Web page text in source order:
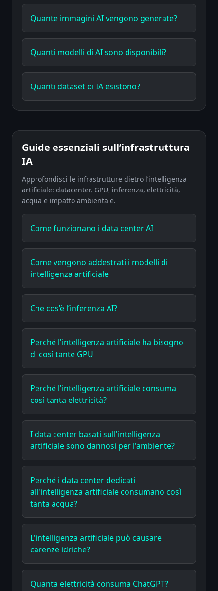
Quante immagini AI vengono generate?
Quanti modelli di AI sono disponibili?
Quanti dataset di IA esistono?
Guide essenziali sull’infrastruttura
IA
Approfondisci le infrastrutture dietro l’intelligenza
artificiale: datacenter, GPU, inferenza, elettricità,
acqua e impatto ambientale.
Come funzionano i data center AI
Come vengono addestrati i modelli di
intelligenza artificiale
Che cos’è l’inferenza AI?
Perché l'intelligenza artificiale ha bisogno
di così tante GPU
Perché l'intelligenza artificiale consuma
così tanta elettricità?
I data center basati sull'intelligenza
artificiale sono dannosi per l'ambiente?
Perché i data center dedicati
all'intelligenza artificiale consumano così
tanta acqua?
L'intelligenza artificiale può causare
carenze idriche?
Quanta elettricità consuma ChatGPT?